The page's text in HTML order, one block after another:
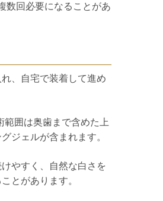
数回必要になることがあ
、自宅で装着して進め
範囲は奥歯まで含めた上
ジェルが含まれます。
やすく、自然な白さを
とがあります。